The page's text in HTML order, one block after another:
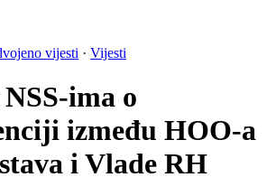
vijesti · Vijesti
ima o
između HOO-a
i Vlade RH